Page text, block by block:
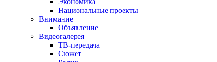
Национальные проекты
Внимание
Объявление
Видеогалерея
ТВ-передача
Сюжет